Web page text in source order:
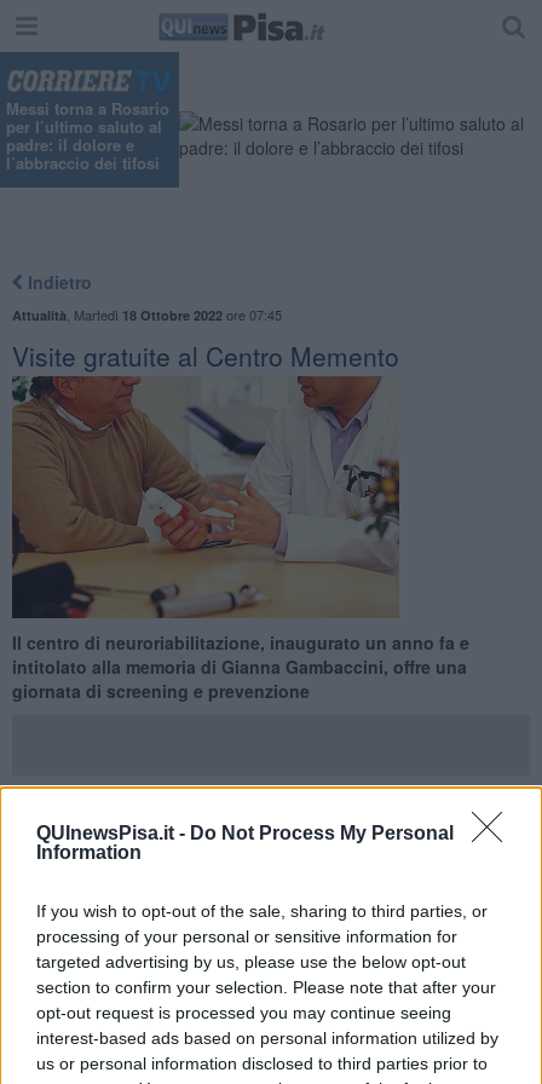
QUInewsPisa.it - Do Not Process My Personal
Information
If you wish to opt-out of the sale, sharing to third parties, or
processing of your personal or sensitive information for
targeted advertising by us, please use the below opt-out
section to confirm your selection. Please note that after your
opt-out request is processed you may continue seeing
interest-based ads based on personal information utilized by
us or personal information disclosed to third parties prior to
Messi torna a Rosario
per l’ultimo saluto al
padre: il dolore e
l’abbraccio dei tifosi
Indietro
Attualità Martedì 18 Ottobre 2022ore 07:45
Visite gratuite al Centro Memento
Il centro di neuroriabilitazione, inaugurato un anno fa e
intitolato alla memoria di Gianna Gambaccini, offre una
giornata di screening e prevenzione
PISA —IlCentro di neuroriabilitazione Memento, inaugurato un
esami e visite gratuite, giovedì 27 Ottobre. La giornata si svolgerà
anche grazie alla collaborazione diConfcommercio Provincia di
Pisa.
"Torniamo a offrire una giornata interamente dedicata alla
prevenzione- ha spiegatoAntonio Melani, responsabile Area
amministrativa del Gruppo Memento - anche in questa occasione
sarà possibile accedere a esami importanti per la prevenzione delle